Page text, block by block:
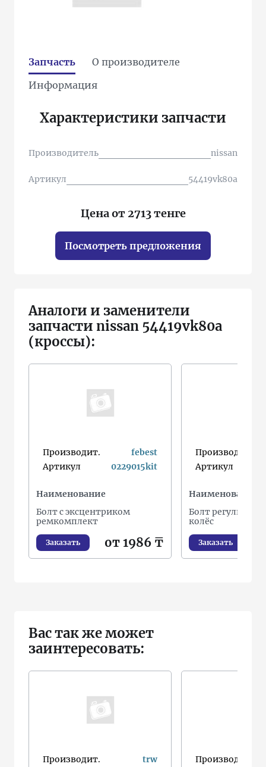
Запчасть
О производителе
Информация
Характеристики запчасти
Производитель nissan
Артикул 54419vk80a
Цена от 2713 тенге
Посмотреть предложения
Аналоги и заменители
запчасти nissan 54419vk80a
(кроссы):
Производит.
febest
Артикул
0229015kit
Наименование
Болт с эксцентриком
ремкомплект
Заказать от 1986 ₸
Производит.
Артикул
Наименование
Болт
колёс
Заказать
Вас так же может
заинтересовать:
Производит.
trw
Производит.